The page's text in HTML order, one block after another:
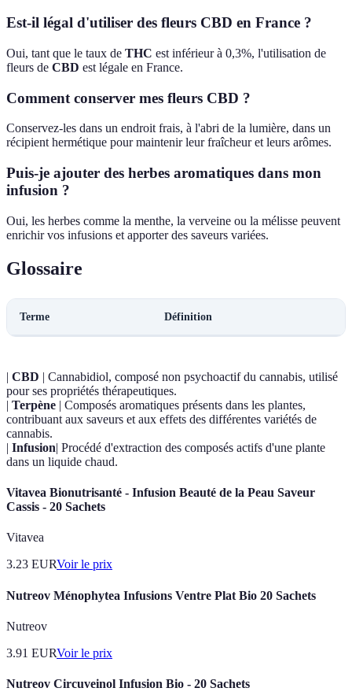
Est-il légal d'utiliser des fleurs CBD en France ?
Oui, tant que le taux de THC est inférieur à 0,3%, l'utilisation de
fleurs de CBD est légale en France.
Comment conserver mes fleurs CBD ?
Conservez-les dans un endroit frais, à l'abri de la lumière, dans un
récipient hermétique pour maintenir leur fraîcheur et leurs arômes.
Puis-je ajouter des herbes aromatiques dans mon
infusion ?
Oui, les herbes comme la menthe, la verveine ou la mélisse peuvent
enrichir vos infusions et apporter des saveurs variées.
Glossaire
Terme Définition
| CBD | Cannabidiol, composé non psychoactif du cannabis, utilisé
pour ses propriétés thérapeutiques.
| Terpène | Composés aromatiques présents dans les plantes,
contribuant aux saveurs et aux effets des différentes variétés de
cannabis.
| Infusion| Procédé d'extraction des composés actifs d'une plante
dans un liquide chaud.
Vitavea Bionutrisanté - Infusion Beauté de la Peau Saveur
Cassis - 20 Sachets
Vitavea
3.23 EURVoir le prix
Nutreov Ménophytea Infusions Ventre Plat Bio 20 Sachets
Nutreov
3.91 EURVoir le prix
Nutreov Circuveinol Infusion Bio - 20 Sachets